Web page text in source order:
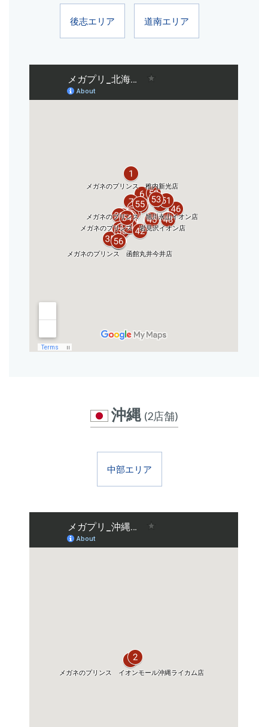
後志エリア 道南エリア
沖縄 (2店舗)
中部エリア